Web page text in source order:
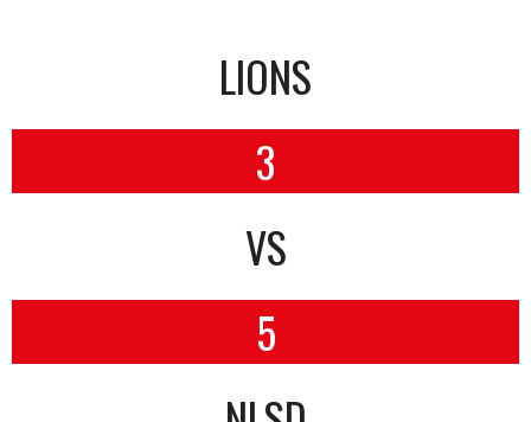
LIONS
3
VS
5